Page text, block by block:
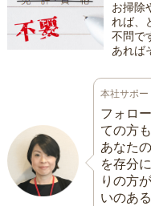
お掃除
れば、
不問で
あれば
本社サポー
フォロ
ての方
あなた
を存分
りの方
いのあ